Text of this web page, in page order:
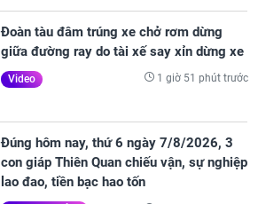
Đoàn tàu đâm trúng xe chở rơm dừng
giữa đường ray do tài xế say xỉn dừng xe
Video 1 giờ 51 phút trước
Đúng hôm nay, thứ 6 ngày 7/8/2026, 3
con giáp Thiên Quan chiếu vận, sự nghiệp
lao đao, tiền bạc hao tốn